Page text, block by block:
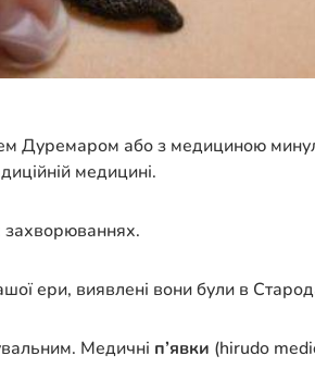
Дуремаром або з медициною
медицині.
ери, виявлені вони були в
Медичні п’явки (hirudo